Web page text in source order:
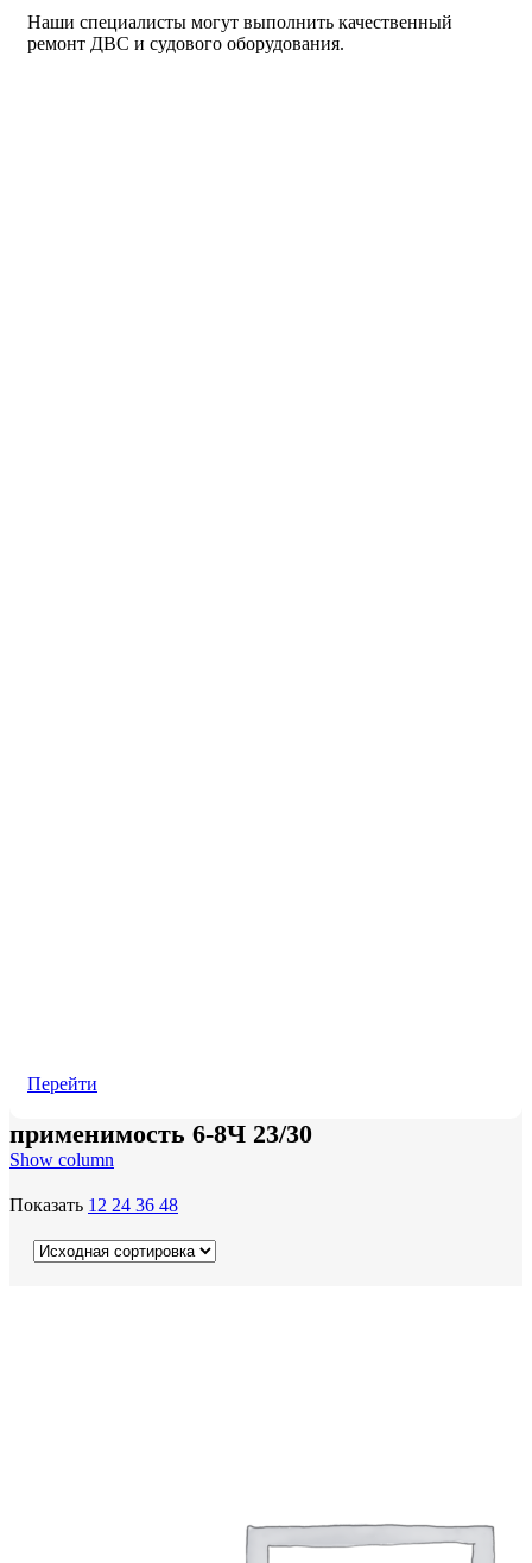
Наши специалисты могут выполнить качественный
ремонт ДВС и судового оборудования.
Перейти
применимость 6-8Ч 23/30
Show column
Показать 12 24 36 48